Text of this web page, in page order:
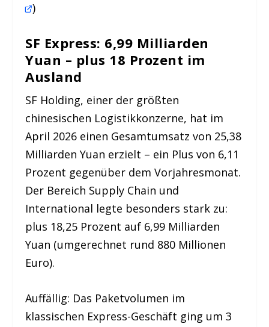
)
SF Express: 6,99 Milliarden
Yuan – plus 18 Prozent im
Ausland
SF Holding, einer der größten
chinesischen Logistikkonzerne, hat im
April 2026 einen Gesamtumsatz von 25,38
Milliarden Yuan erzielt – ein Plus von 6,11
Prozent gegenüber dem Vorjahresmonat.
Der Bereich Supply Chain und
International legte besonders stark zu:
plus 18,25 Prozent auf 6,99 Milliarden
Yuan (umgerechnet rund 880 Millionen
Euro).
Auffällig: Das Paketvolumen im
klassischen Express-Geschäft ging um 3